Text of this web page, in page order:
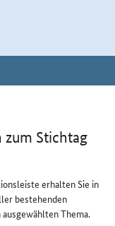
zum Stichtag
erhalten Sie in
bestehenden
Thema.